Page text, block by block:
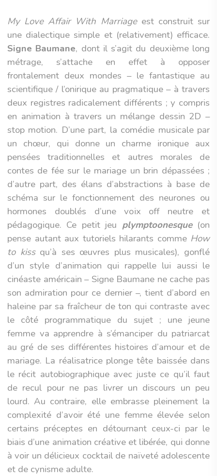
My Love Affair With Marriageest construit sur
une dialectique simple et (relativement) efficace.
Signe Baumane, dont il s’agit du deuxième long
métrage, s’attache en effet à opposer
frontalement deux mondes – le fantastique au
scientifique / l’onirique au pragmatique – à travers
deux registres radicalement différents ; y compris
en animation à travers un mélange dessin 2D –
stop motion. D’une part, la comédie musicale par
un chœur, qui donne un charme ironique aux
pensées traditionnelles et autres morales de
contes de fée sur le mariage un brin dépassées ;
d’autre part, des élans d’abstractions à base de
schéma sur le fonctionnement des neurones ou
hormones doublés d’une voix off neutre et
pédagogique. Ce petit jeu plymptoonesque(on
pense autant aux tutoriels hilarants comme How
to kissqu’à ses œuvres plus musicales), gonflé
d’un style d’animation qui rappelle lui aussi le
cinéaste américain – Signe Baumane ne cache pas
son admiration pour ce dernier –, tient d’abord en
haleine par sa fraîcheur de ton qui contraste avec
le côté programmatique du sujet ; une jeune
femme va apprendre à s’émanciper du patriarcat
au gré de ses différentes histoires d’amour et de
mariage. La réalisatrice plonge tête baissée dans
le récit autobiographique avec juste ce qu’il faut
de recul pour ne pas livrer un discours un peu
lourd. Au contraire, elle embrasse pleinement la
complexité d’avoir été une femme élevée selon
certains préceptes en détournant ceux-ci par le
biais d’une animation créative et libérée, qui donne
à voir un délicieux cocktail de naïveté adolescente
et de cynisme adulte.